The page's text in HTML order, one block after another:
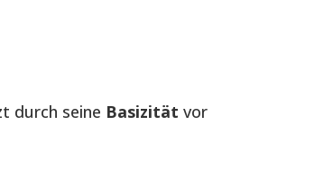
durch seine Basizitätvor